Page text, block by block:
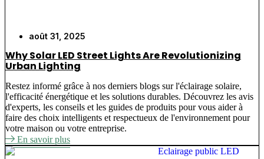
août 31, 2025
Why Solar LED Street Lights Are Revolutionizing
Urban Lighting
Restez informé grâce à nos derniers blogs sur l'éclairage solaire,
l'efficacité énergétique et les solutions durables. Découvrez les avis
d'experts, les conseils et les guides de produits pour vous aider à
faire des choix intelligents et respectueux de l'environnement pour
votre maison ou votre entreprise.
En savoir plus